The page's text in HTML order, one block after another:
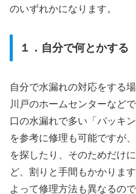
のいずれかになります。
１．自分で何とかする
自分で水漏れの対応をする
川戸のホームセンターなど
口の水漏れで多い「パッキ
を参考に修理も可能ですが
を探したり、そのためだけ
ど、割りと手間もかかりま
よって修理方法も異なるの